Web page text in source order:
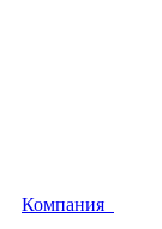
Компания